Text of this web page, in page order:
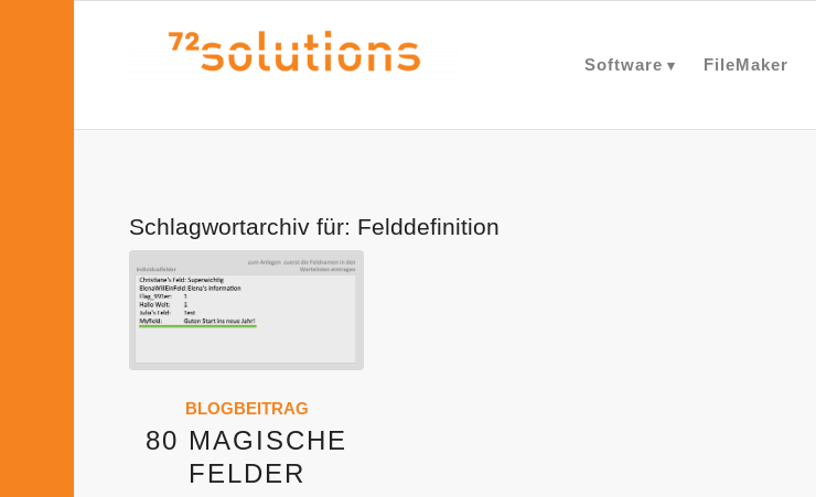
Software FileMaker
Schlagwortarchiv für: Felddefinition
BLOGBEITRAG
80 MAGISCHE
FELDER